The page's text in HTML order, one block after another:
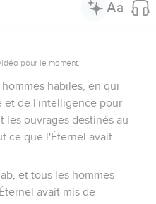
pour le moment.
habiles, en qui
et de l'intelligence pour
les ouvrages destinés au
ce que l'Éternel avait
et tous les hommes
avait mis de